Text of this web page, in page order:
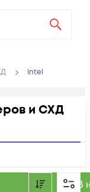
Intel
и СХД
В